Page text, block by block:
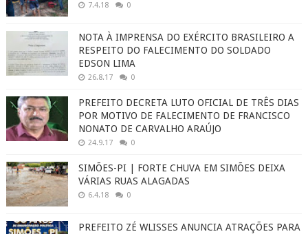
7.4.18 0
NOTA À IMPRENSA DO EXÉRCITO BRASILEIRO A
RESPEITO DO FALECIMENTO DO SOLDADO
EDSON LIMA
26.8.17 0
PREFEITO DECRETA LUTO OFICIAL DE TRÊS DIAS
POR MOTIVO DE FALECIMENTO DE FRANCISCO
NONATO DE CARVALHO ARAÚJO
24.9.17 0
SIMÕES-PI | FORTE CHUVA EM SIMÕES DEIXA
VÁRIAS RUAS ALAGADAS
6.4.18 0
PREFEITO ZÉ WLISSES ANUNCIA ATRAÇÕES PARA